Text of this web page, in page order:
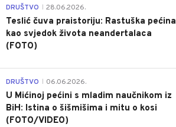
DRUŠTVO 28.06.2026.
Teslić čuva praistoriju: Rastuška pećina
kao svjedok života neandertalaca
(FOTO)
DRUŠTVO 06.06.2026.
U Mićinoj pećini s mladim naučnikom iz
BiH: Istina o šišmišima i mitu o kosi
(FOTO/VIDEO)